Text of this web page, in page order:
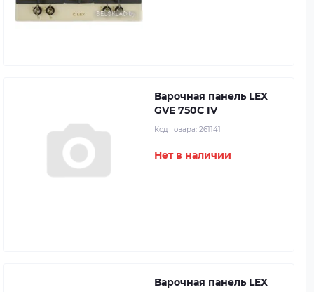
Варочная панель LEX
GVE 750C IV
Код товара: 261141
Нет в наличии
Варочная панель LEX